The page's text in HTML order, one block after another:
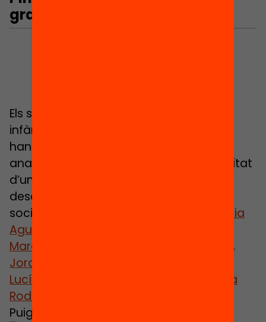
gratuïtat a l’I2?
Els sociòlegs i politòlegs experts en
infància,
han liderat aquest capítol. A l’abril van
analitzar les conseqüències de la gratuïtat
d’una etapa educativa clau amb una
desena de referents de la docència, la
sociologia i les polítiques públiques:
Alícia
Aguilera Martínez
Marcel·lina Bosch Costa
,
Jordi Collet
Lucía Martínez Virto
Alejandro Paniagua
Rodríguez
Puiggros i